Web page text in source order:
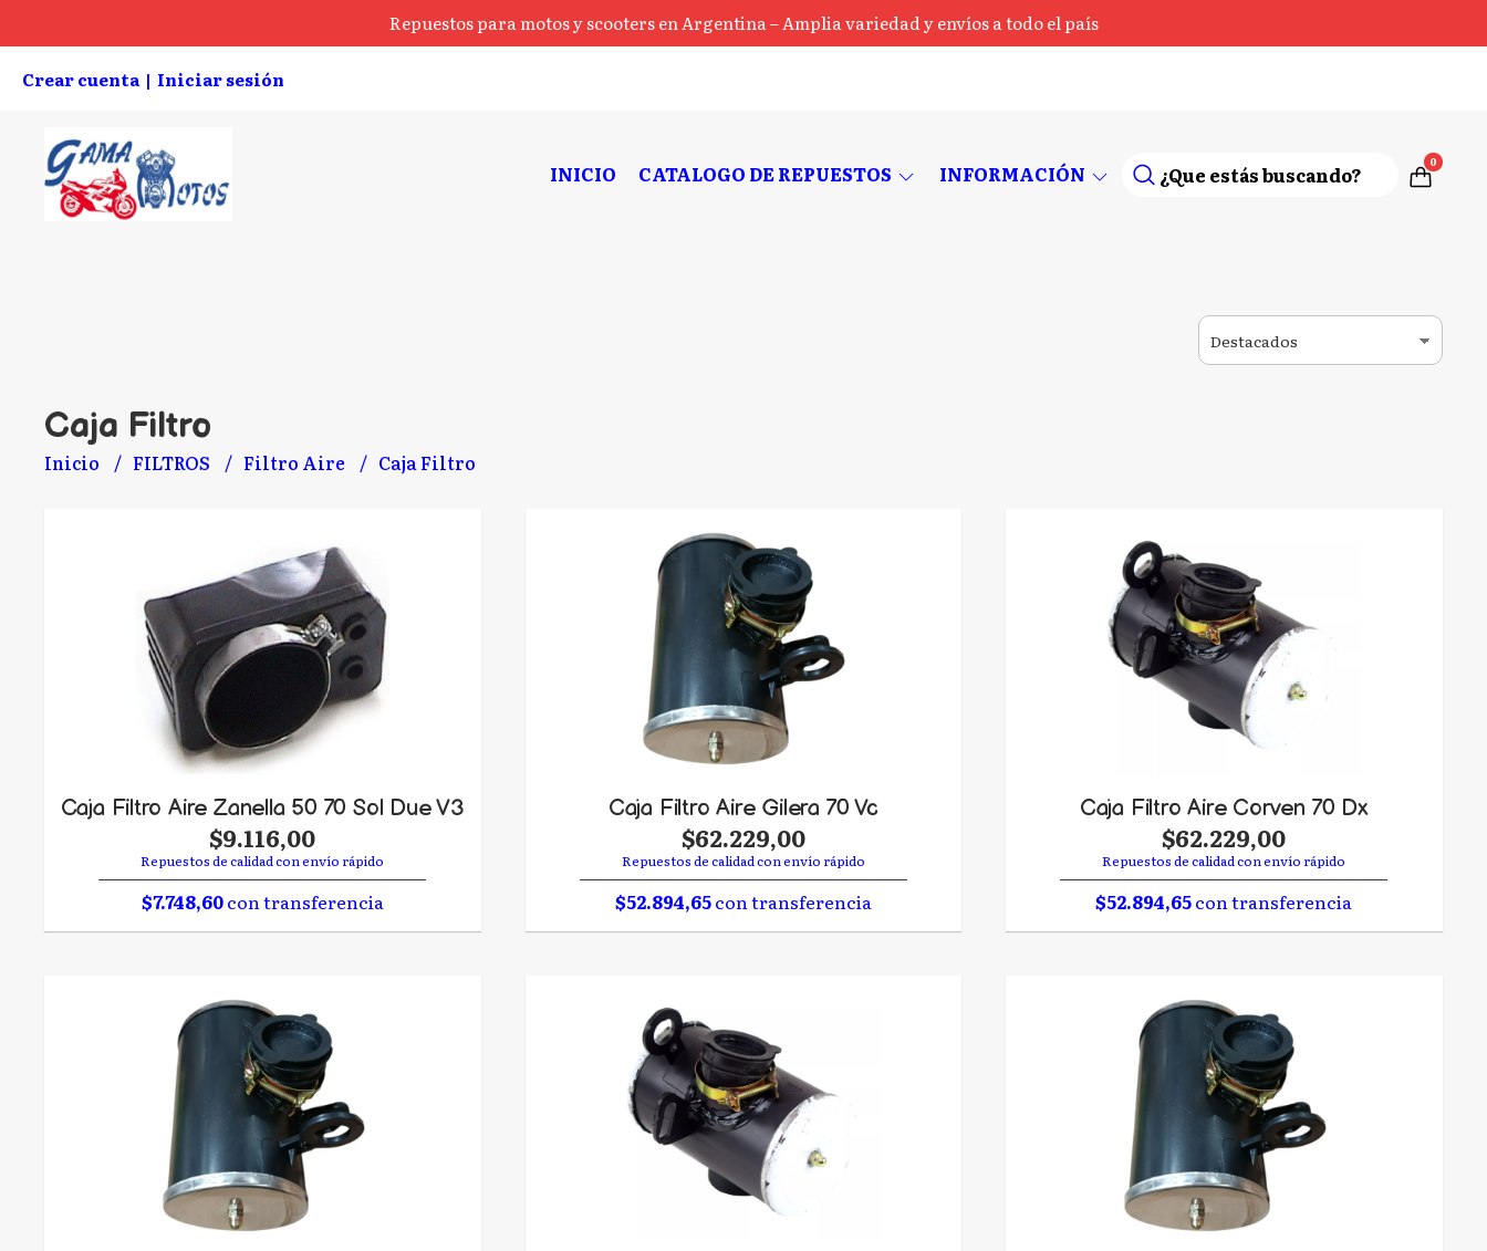
Repuestos para motos y scooters en Argentina – Amplia variedad y envíos a todo el país
Crear cuenta | Iniciar sesión
INICIO CATALOGO DE REPUESTOS INFORMACIÓN 0
Caja Filtro
Inicio FILTROS Filtro Aire Caja Filtro
Caja Filtro Aire Zanella 50 70 Sol Due V3
$9.116,00
Repuestos de calidad con envío rápido
$7.748,60con transferencia
Caja Filtro Aire Gilera 70 Vc
$62.229,00
Repuestos de calidad con envío rápido
$52.894,65con transferencia
Caja Filtro Aire Corven 70 Dx
$62.229,00
Repuestos de calidad con envío rápido
$52.894,65con transferencia